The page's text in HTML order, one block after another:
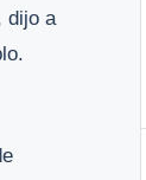
dijo a